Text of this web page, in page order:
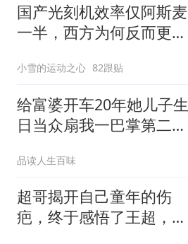
国产光刻机效率仅阿斯麦
一半，西方为何反而更
小雪的运动之心 82跟贴
给富婆开车20年她儿子生
日当众扇我一巴掌第二天
品读人生百味
超哥揭开自己童年的伤
疤，终于感悟了王超，他